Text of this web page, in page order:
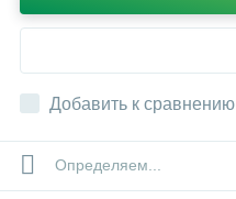
Добавить к сравнению
Определяем...